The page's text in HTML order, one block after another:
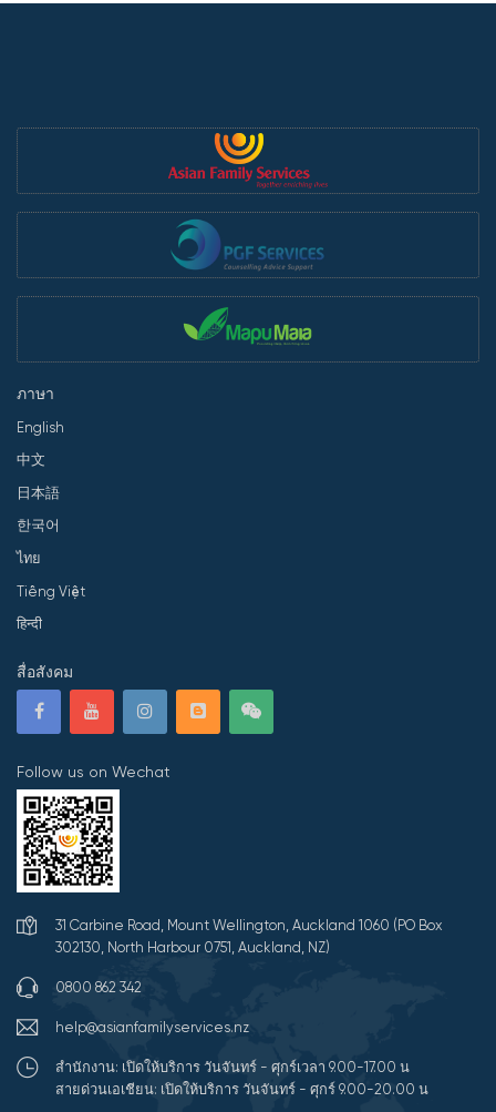
ภาษา
English
中文
日本語
한국어
ไทย
Tiếng Việt
हिन्दी
สื่อสังคม
Follow us on Wechat
31 Carbine Road, Mount Wellington, Auckland 1060 (PO Box
302130, North Harbour 0751, Auckland, NZ)
0800 862 342
help@asianfamilyservices.nz
สำนักงาน: เปิดให้บริการ วันจันทร์ - ศุกร์เวลา 9.00-17.00 น
สายด่วนเอเชียน: เปิดให้บริการ วันจันทร์ - ศุกร์ 9.00-20.00 น